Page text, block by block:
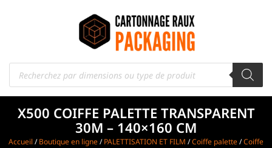
X500 COIFFE PALETTE TRANSPARENT
30Μ – 140×160 CM
Accueil /Boutique en ligne/PALETTISATION ET FILM /Coiffe palette/Coiffe